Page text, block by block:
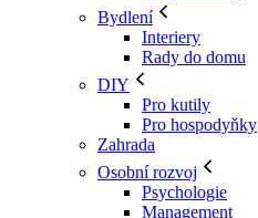
Bydlení
Interiery
Rady do domu
DIY
Pro kutily
Pro hospodyňky
Zahrada
Osobní rozvoj
Psychologie
Management